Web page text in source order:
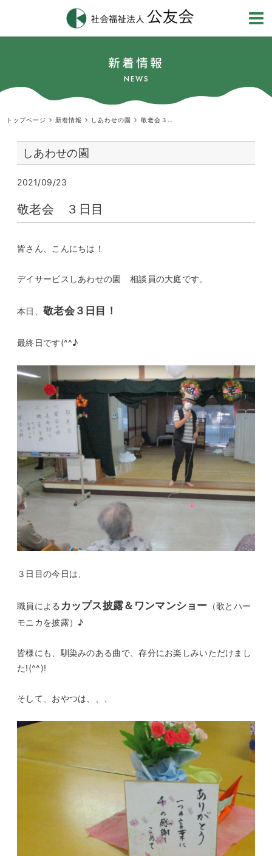
新着情報
NEWS
トップページ 新着情報 しあわせの園
しあわせの園
2021/09/23
敬老会 ３日目
皆さん、こんにちは！
デイサービスしあわせの園 相談員の大庭です。
本日、 敬老会３日目 ！
最終日です(^^♪
３日目の今日は、
職員による カップス披露＆ワンマンショー （歌とハー
モニカを披露）♪
皆様にも、馴染みのある曲で、存分にお楽しみいただけまし
た!(^^)!
そして、おやつは、、、